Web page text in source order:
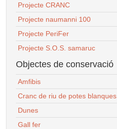
Projecte CRANC
Projecte naumanni 100
Projecte PeriFer
Projecte S.O.S. samaruc
Objectes de conservació
Amfibis
Cranc de riu de potes blanques
Dunes
Gall fer